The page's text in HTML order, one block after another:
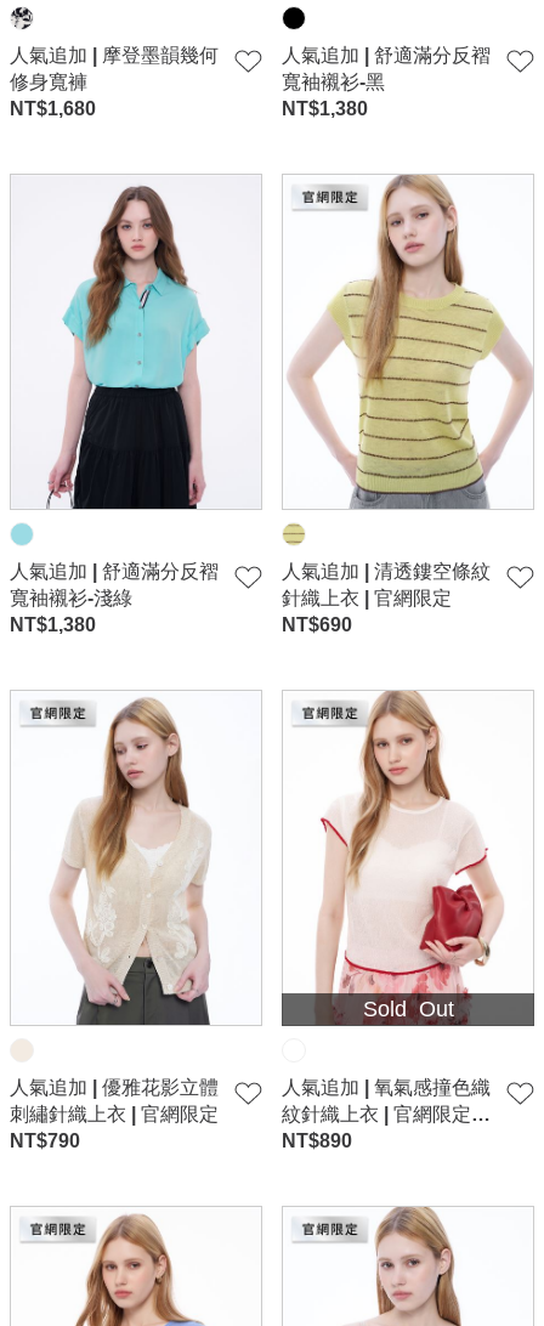
人氣追加 | 摩登墨韻幾何
修身寬褲
NT$1,680
人氣追加 | 舒適滿分反褶
寬袖襯衫-黑
NT$1,380
人氣追加 | 舒適滿分反褶
寬袖襯衫-淺綠
NT$1,380
人氣追加 | 清透鏤空條紋
針織上衣 | 官網限定
NT$690
人氣追加 | 優雅花影立體
刺繡針織上衣 | 官網限定
NT$790
Sold Out
人氣追加 | 氧氣感撞色織
紋針織上衣 | 官網限定-
白
NT$890